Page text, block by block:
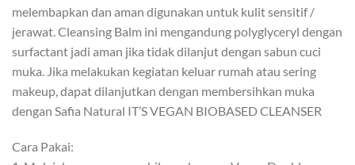
melembapkan dan aman digunakan untuk kulit sensitif /
jerawat. Cleansing Balm ini mengandung polyglyceryl dengan
surfactant jadi aman jika tidak dilanjut dengan sabun cuci
muka. Jika melakukan kegiatan keluar rumah atau sering
makeup, dapat dilanjutkan dengan membersihkan muka
dengan Safia Natural IT’S VEGAN BIOBASED CLEANSER
Cara Pakai: